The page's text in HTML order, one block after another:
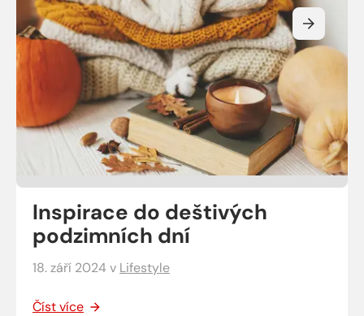
Inspirace do deštivých
podzimních dní
18. září 2024 v Lifestyle
Číst více